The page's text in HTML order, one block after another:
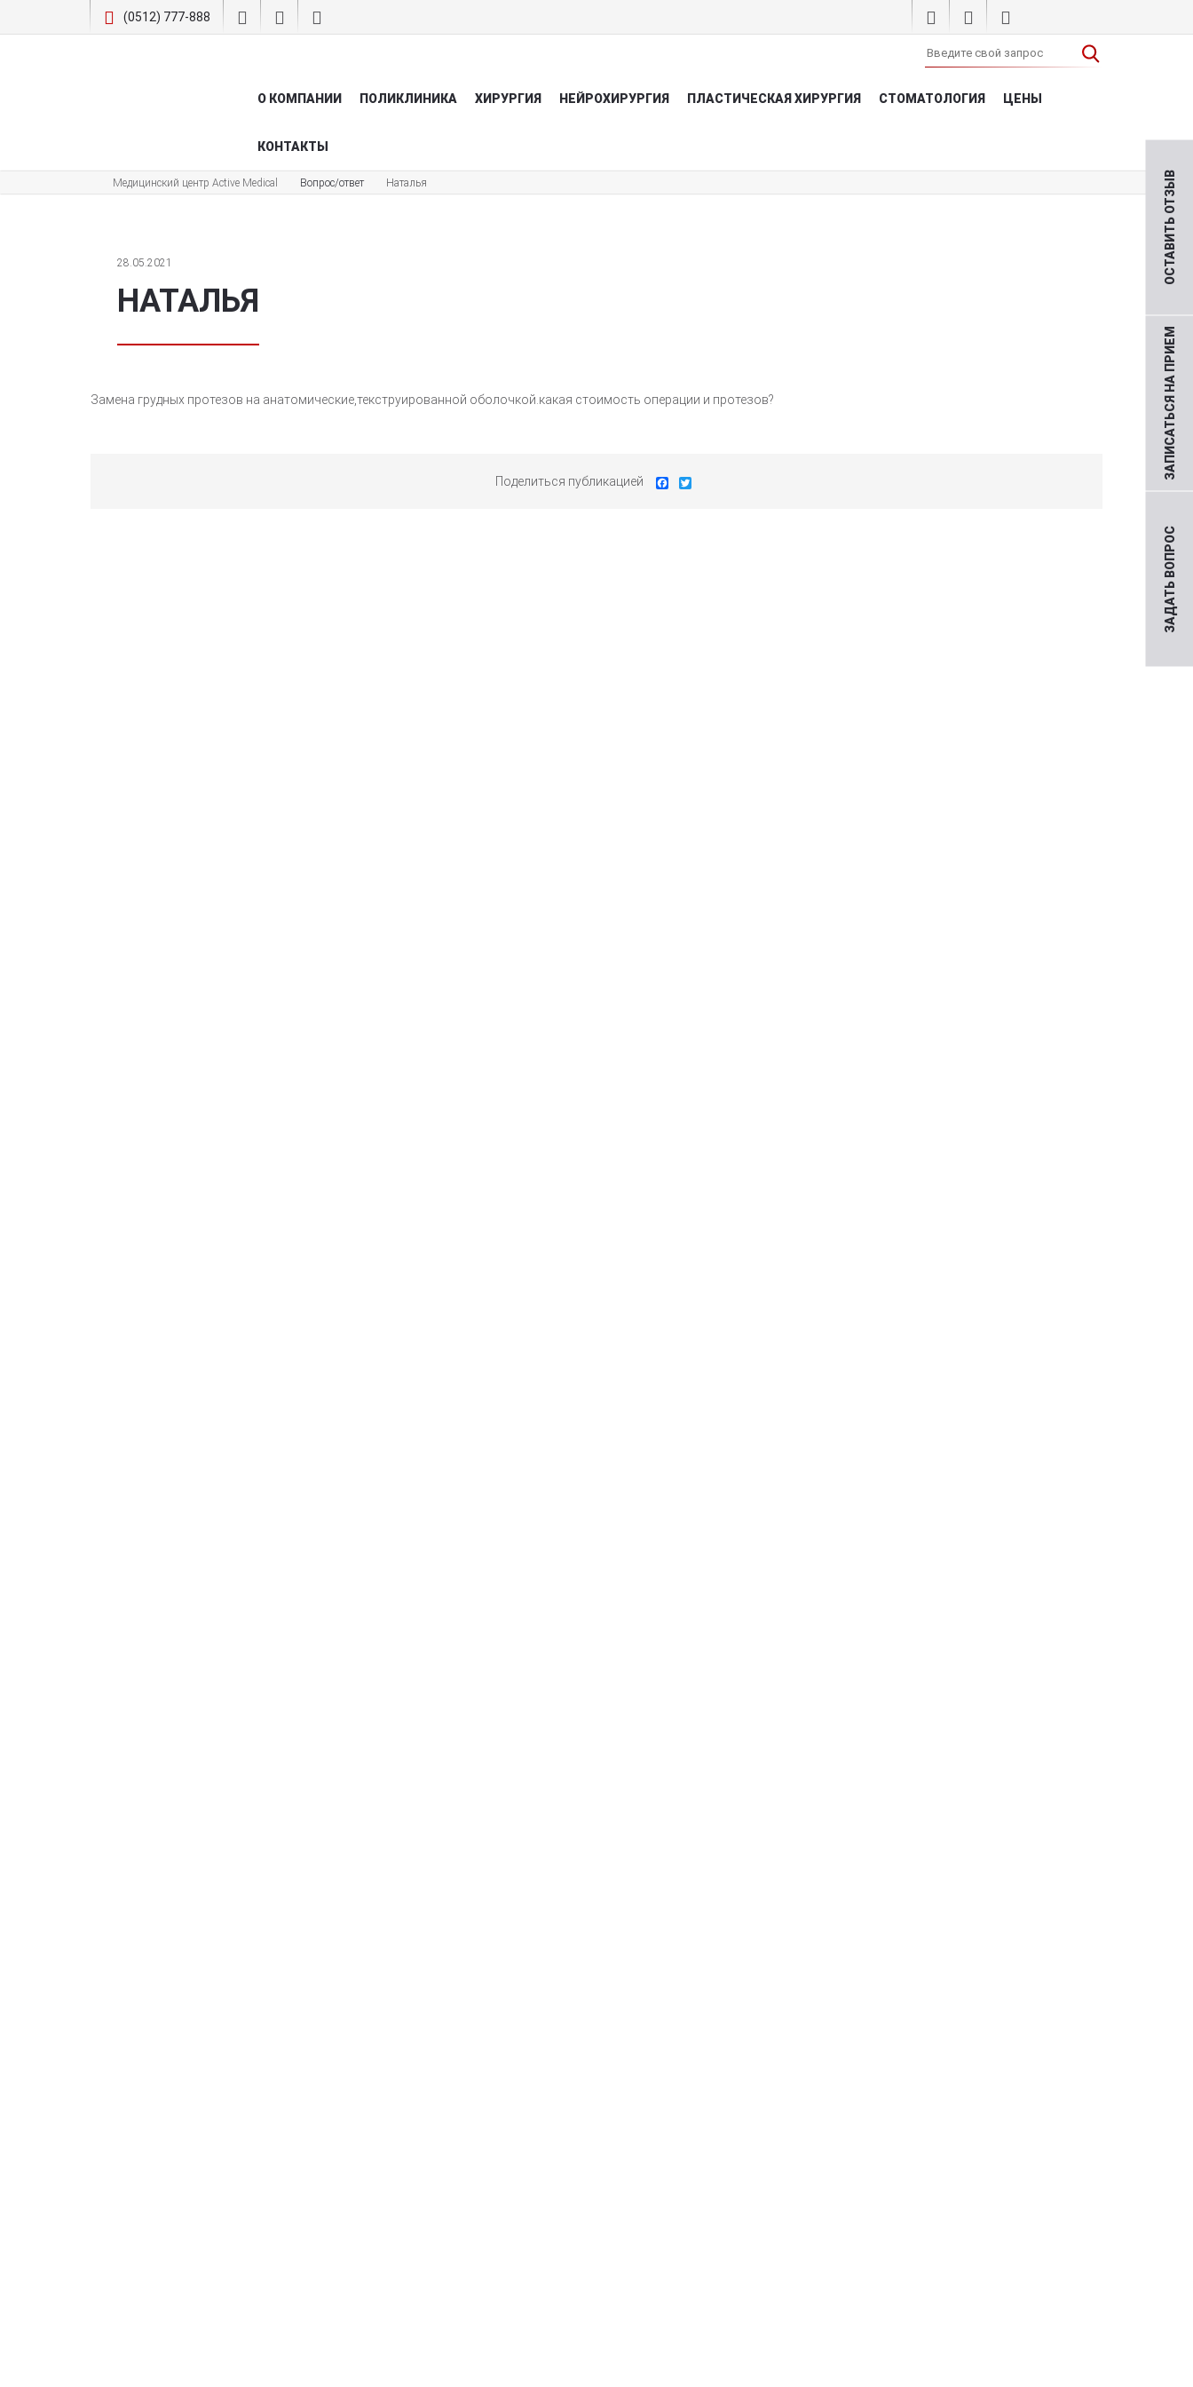
(0512) 777-888
О КОМПАНИИ ПОЛИКЛИНИКА ХИРУРГИЯ НЕЙРОХИРУРГИЯ ПЛАСТИЧЕСКАЯ ХИРУРГИЯ СТОМАТОЛОГИЯ ЦЕНЫ
КОНТАКТЫ
ЗАДАТЬ ВОПРОС
ЗАПИСАТЬСЯ НА ПРИЕМ
ОСТАВИТЬ ОТЗЫВ
Медицинский центр Active Medical Вопрос/ответ Наталья
28.05.2021
НАТАЛЬЯ
Замена грудных протезов на анатомические,текструированной оболочкой.какая стоимость операции и протезов?
Поделиться публикацией
Facebook
Twitter